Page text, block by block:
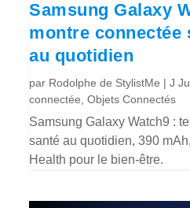
Samsung Galaxy
montre connectée
au quotidien
par Rodolphe de StylistMe |J
connectée ,Objets Connectés
Samsung Galaxy Watch9 :
santé au quotidien, 390
Health pour le bien-être.